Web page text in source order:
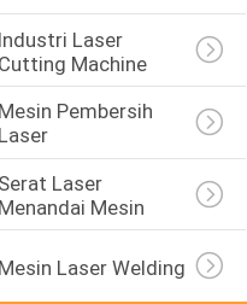
12
Industri Laser
Cutting Machine
Mesin Pembersih
Laser
Serat Laser
Menandai Mesin
Mesin Laser Welding